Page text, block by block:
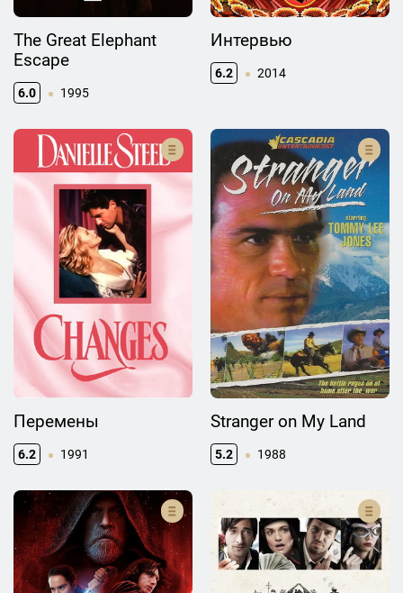
The Great Elephant
Escape
6.0 1995
Интервью
6.2 2014
Перемены
6.2 1991
Stranger on My Land
5.2 1988